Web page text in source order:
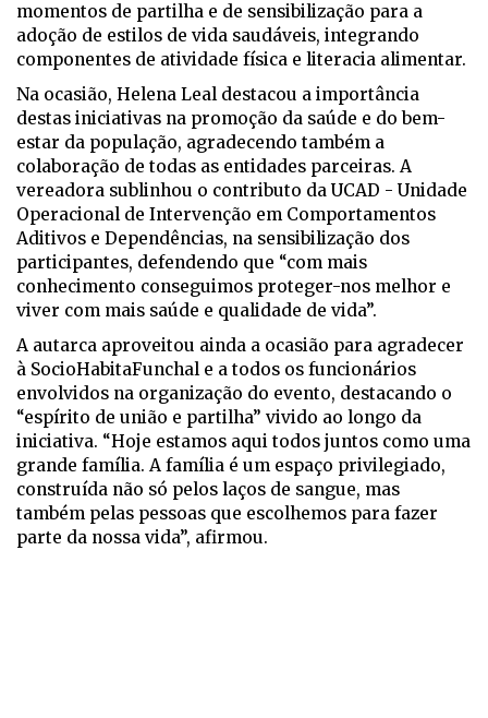
momentos de partilha e de sensibilização para a
adoção de estilos de vida saudáveis, integrando
componentes de atividade física e literacia alimentar.
Na ocasião, Helena Leal destacou a importância
destas iniciativas na promoção da saúde e do bem-
estar da população, agradecendo também a
colaboração de todas as entidades parceiras. A
vereadora sublinhou o contributo da UCAD - Unidade
Operacional de Intervenção em Comportamentos
Aditivos e Dependências, na sensibilização dos
participantes, defendendo que “com mais
conhecimento conseguimos proteger-nos melhor e
viver com mais saúde e qualidade de vida”.
A autarca aproveitou ainda a ocasião para agradecer
à SocioHabitaFunchal e a todos os funcionários
envolvidos na organização do evento, destacando o
“espírito de união e partilha” vivido ao longo da
iniciativa. “Hoje estamos aqui todos juntos como uma
grande família. A família é um espaço privilegiado,
construída não só pelos laços de sangue, mas
também pelas pessoas que escolhemos para fazer
parte da nossa vida”, afirmou.